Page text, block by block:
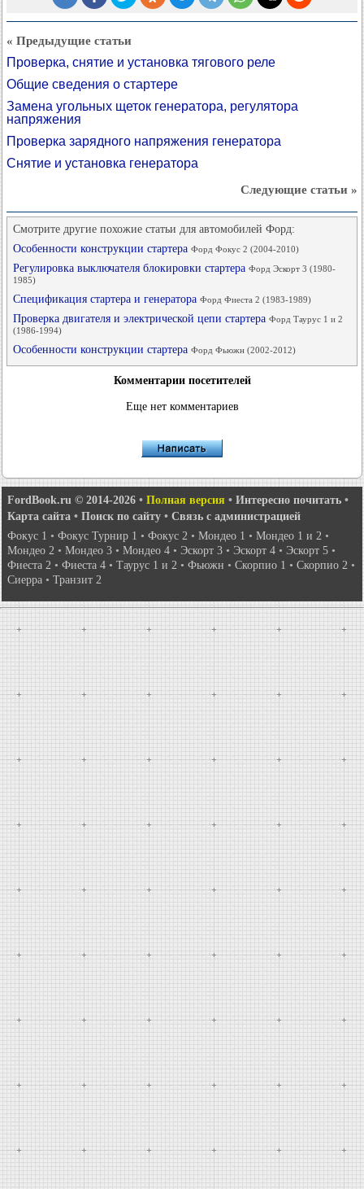
« Предыдущие статьи
Проверка, снятие и установка тягового реле
Общие сведения о стартере
Замена угольных щеток генератора, регулятора
напряжения
Проверка зарядного напряжения генератора
Снятие и установка генератора
Следующие статьи »
Смотрите другие похожие статьи для автомобилей Форд:
Особенности конструкции стартера Форд Фокус 2 (2004-2010)
Регулировка выключателя блокировки стартера Форд Эскорт 3 (1980-
1985)
Спецификация стартера и генератора Форд Фиеста 2 (1983-1989)
Проверка двигателя и электрической цепи стартера Форд Таурус 1 и 2
(1986-1994)
Особенности конструкции стартера Форд Фьюжн (2002-2012)
Комментарии посетителей
Еще нет комментариев
FordBook.ru © 2014-2026 • Полная версия • Интересно почитать •
Карта сайта • Поиск по сайту • Связь с администрацией
Фокус 1 • Фокус Турнир 1 • Фокус 2 • Мондео 1 • Мондео 1 и 2 •
Мондео 2 • Мондео 3 • Мондео 4 • Эскорт 3 • Эскорт 4 • Эскорт 5 •
Фиеста 2 • Фиеста 4 • Таурус 1 и 2 • Фьюжн • Скорпио 1 • Скорпио 2 •
Сиерра • Транзит 2